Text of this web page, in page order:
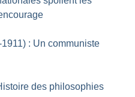
: Un communiste
des philosophies